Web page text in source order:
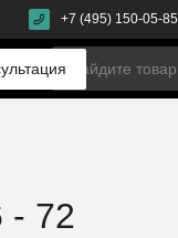
+7 (495) 150-05-85
- 72